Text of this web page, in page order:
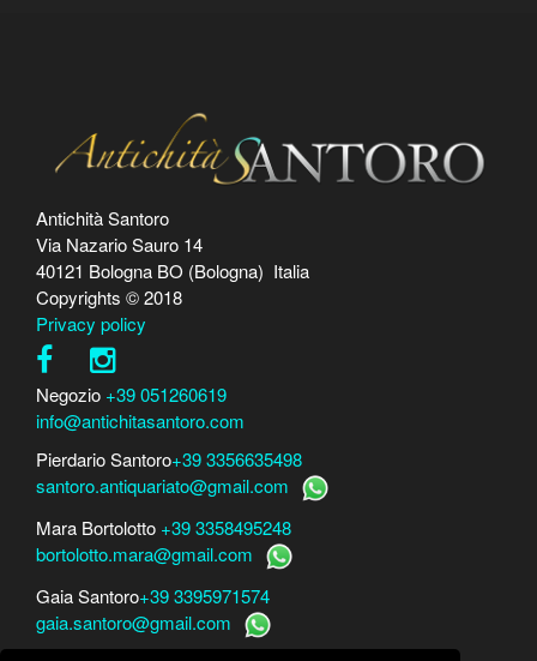
Antichità Santoro
Via Nazario Sauro 14
40121 Bologna BO (Bologna) Italia
Copyrights © 2018
Privacy policy
Negozio +39 051260619
info@antichitasantoro.com
Pierdario Santoro+39 3356635498
santoro.antiquariato@gmail.com
Mara Bortolotto +39 3358495248
bortolotto.mara@gmail.com
Gaia Santoro+39 3395971574
gaia.santoro@gmail.com